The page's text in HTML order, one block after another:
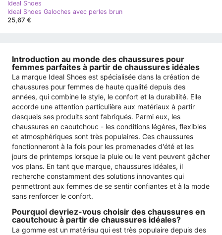
Ideal Shoes
Ideal Shoes Galoches avec perles brun
25,67 €
Introduction au monde des chaussures pour
femmes parfaites à partir de chaussures idéales
La marque Ideal Shoes est spécialisée dans la création de
chaussures pour femmes de haute qualité depuis des
années, qui combine le style, le confort et la durabilité. Elle
accorde une attention particulière aux matériaux à partir
desquels ses produits sont fabriqués. Parmi eux, les
chaussures en caoutchouc - les conditions légères, flexibles
et atmosphériques sont très populaires. Ces chaussures
fonctionneront à la fois pour les promenades d'été et les
jours de printemps lorsque la pluie ou le vent peuvent gâcher
vos plans. En tant que marque, chaussures idéales, il
recherche constamment des solutions innovantes qui
permettront aux femmes de se sentir confiantes et à la mode
sans renforcer le confort.
Pourquoi devriez-vous choisir des chaussures en
caoutchouc à partir de chaussures idéales?
La gomme est un matériau qui est très populaire depuis des